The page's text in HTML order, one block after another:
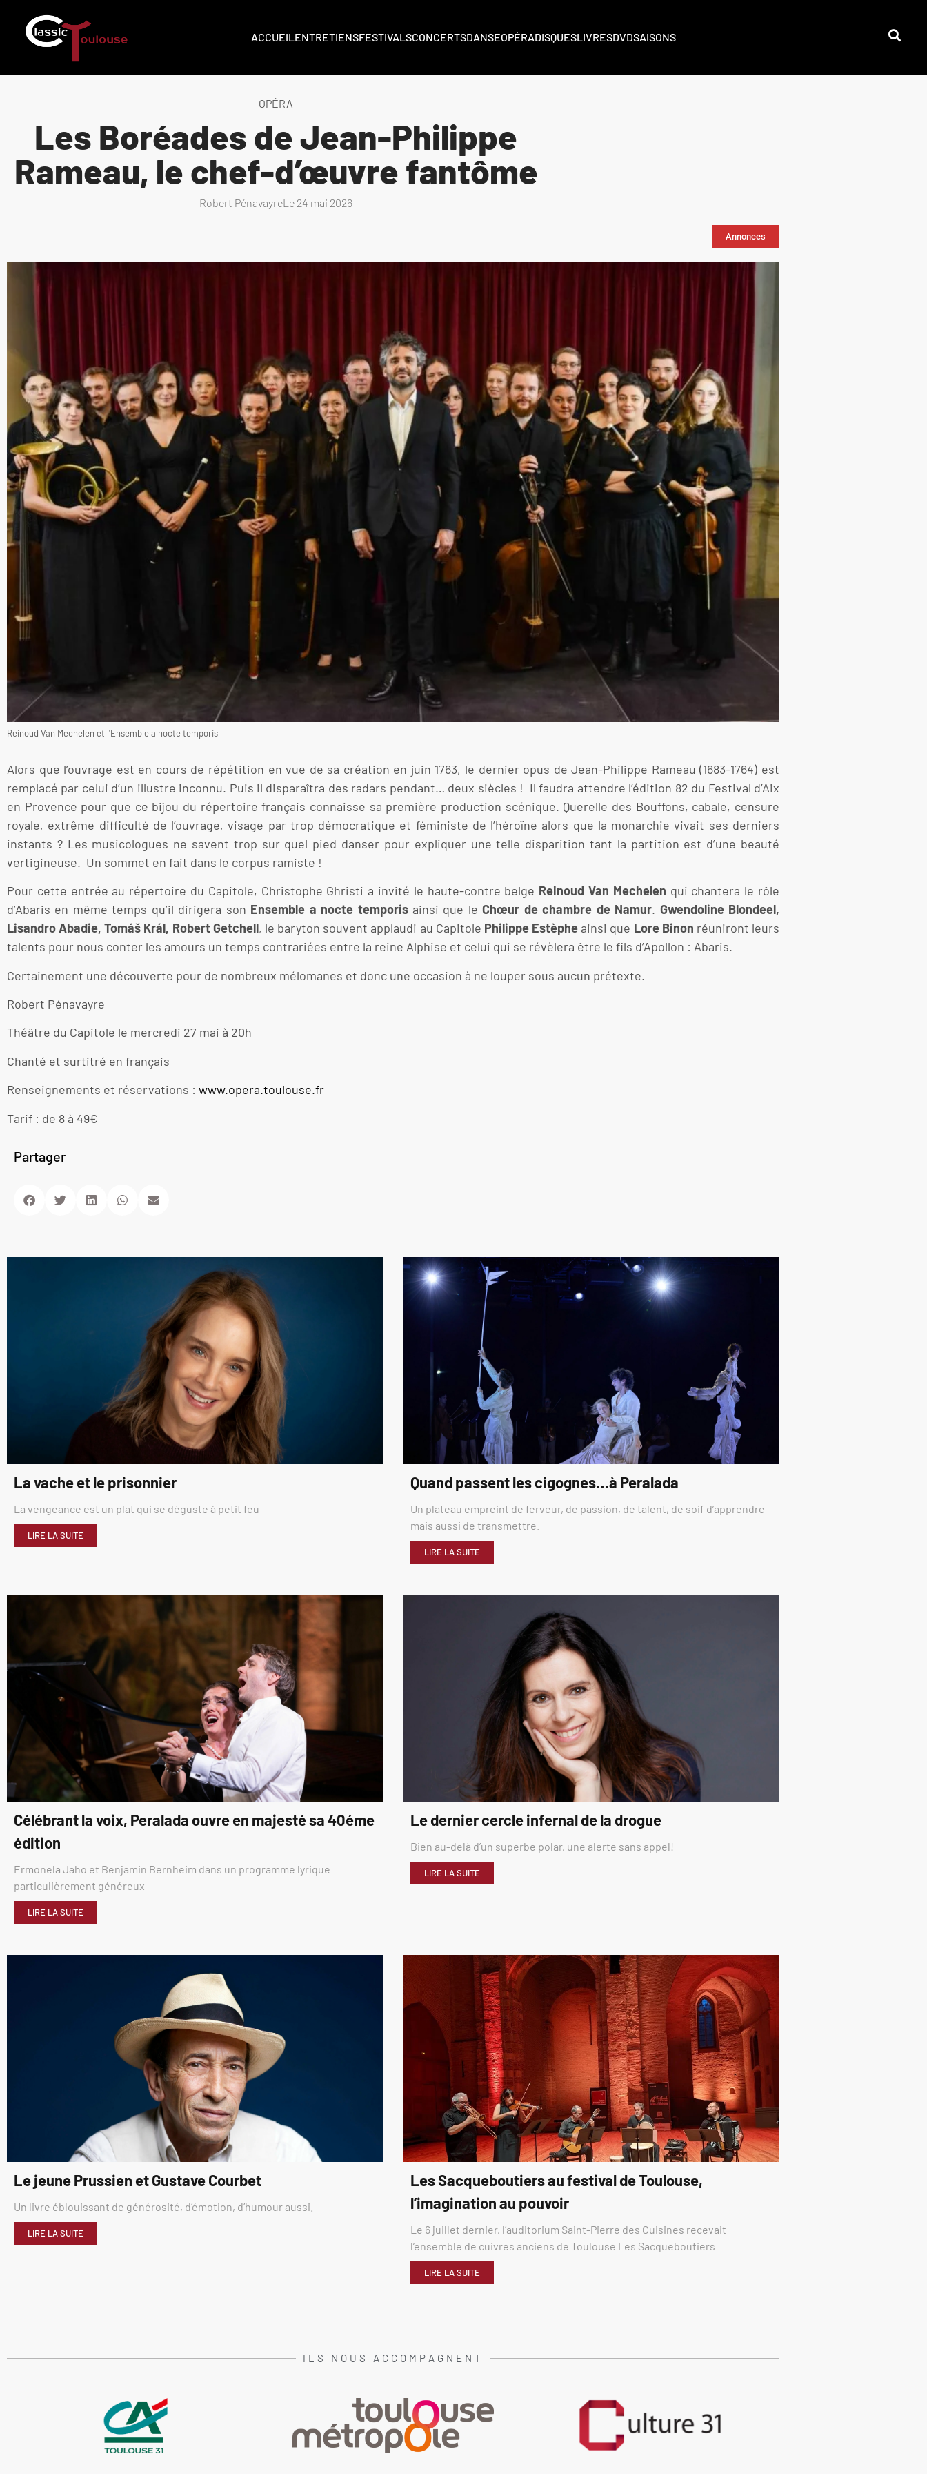
ACCUEILENTRETIENSFESTIVALSCONCERTSDANSEOPÉRADISQUESLIVRESDVDSAISONS
OPÉRA
Les Boréades de Jean-Philippe
Rameau, le chef-d’œuvre fantôme
Robert PénavayreLe 24 mai 2026
Annonces
Reinoud Van Mechelen et l'Ensemble a nocte temporis
Alors que l’ouvrage est en cours de répétition en vue de sa création en juin 1763, le dernier opus de Jean-Philippe Rameau (1683-1764) est
remplacé par celui d’un illustre inconnu. Puis il disparaîtra des radars pendant… deux siècles ! Il faudra attendre l’édition 82 du Festival d’Aix
en Provence pour que ce bijou du répertoire français connaisse sa première production scénique. Querelle des Bouffons, cabale, censure
royale, extrême difficulté de l’ouvrage, visage par trop démocratique et féministe de l’héroïne alors que la monarchie vivait ses derniers
instants ? Les musicologues ne savent trop sur quel pied danser pour expliquer une telle disparition tant la partition est d’une beauté
vertigineuse. Un sommet en fait dans le corpus ramiste !
Pour cette entrée au répertoire du Capitole, Christophe Ghristi a invité le haute-contre belge Reinoud Van Mechelen qui chantera le rôle
d’Abaris en même temps qu’il dirigera son Ensemble a nocte temporisainsi que leChœur de chambre de Namur. Gwendoline Blondeel,
Lisandro Abadie, Tomáš Král, Robert Getchell, le baryton souvent applaudi au Capitole Philippe Estèphe ainsi que Lore Binon réuniront leurs
talents pour nous conter les amours un temps contrariées entre la reine Alphise et celui qui se révèlera être le fils d’Apollon : Abaris.
Certainement une découverte pour de nombreux mélomanes et donc une occasion à ne louper sous aucun prétexte.
Robert Pénavayre
Théâtre du Capitole le mercredi 27 mai à 20h
Chanté et surtitré en français
Renseignements et réservations : www.opera.toulouse.fr
Tarif : de 8 à 49€
Partager
La vache et le prisonnier
La vengeance est un plat qui se déguste à petit feu
LIRE LA SUITE
Quand passent les cigognes…à Peralada
Un plateau empreint de ferveur, de passion, de talent, de soif d’apprendre
mais aussi de transmettre.
LIRE LA SUITE
Célébrant la voix, Peralada ouvre en majesté sa 40éme
édition
Ermonela Jaho et Benjamin Bernheim dans un programme lyrique
particulièrement généreux
LIRE LA SUITE
Le dernier cercle infernal de la drogue
Bien au-delà d’un superbe polar, une alerte sans appel!
LIRE LA SUITE
Le jeune Prussien et Gustave Courbet
Un livre éblouissant de générosité, d’émotion, d’humour aussi.
LIRE LA SUITE
Les Sacqueboutiers au festival de Toulouse,
l’imagination au pouvoir
Le 6 juillet dernier, l’auditorium Saint-Pierre des Cuisines recevait
l’ensemble de cuivres anciens de Toulouse Les Sacqueboutiers
LIRE LA SUITE
ILS NOUS ACCOMPAGNENT